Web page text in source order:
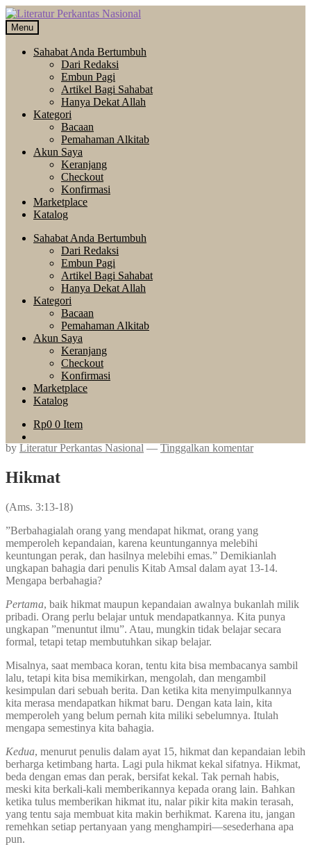
Skip
to
navigation
Langsung
ke
isi
Menu
Sahabat Anda Bertumbuh
Dari Redaksi
Embun Pagi
Artikel Bagi Sahabat
Hanya Dekat Allah
Kategori
Bacaan
Pemahaman Alkitab
Akun Saya
Keranjang
Checkout
Konfirmasi
Marketplace
Katalog
Sahabat Anda Bertumbuh
Dari Redaksi
Embun Pagi
Artikel Bagi Sahabat
Hanya Dekat Allah
Kategori
Bacaan
Pemahaman Alkitab
Akun Saya
Keranjang
Checkout
Konfirmasi
Marketplace
Katalog
Rp0 0 Item
by Literatur Perkantas Nasional — Tinggalkan komentar
Hikmat
(Ams. 3:13-18)
”Berbahagialah orang yang mendapat hikmat, orang yang
memperoleh kepandaian, karena keuntungannya melebihi
keuntungan perak, dan hasilnya melebihi emas.” Demikianlah
ungkapan bahagia dari penulis Kitab Amsal dalam ayat 13-14.
Mengapa berbahagia?
Pertama, baik hikmat maupun kepandaian awalnya bukanlah milik
pribadi. Orang perlu belajar untuk mendapatkannya. Kita punya
ungkapan ”menuntut ilmu”. Atau, mungkin tidak belajar secara
formal, tetapi tetap membutuhkan sikap belajar.
Misalnya, saat membaca koran, tentu kita bisa membacanya sambil
lalu, tetapi kita bisa memikirkan, mengolah, dan mengambil
kesimpulan dari sebuah berita. Dan ketika kita menyimpulkannya
kita merasa mendapatkan hikmat baru. Dengan kata lain, kita
memperoleh yang belum pernah kita miliki sebelumnya. Itulah
mengapa semestinya kita bahagia.
Kedua, menurut penulis dalam ayat 15, hikmat dan kepandaian lebih
berharga ketimbang harta. Lagi pula hikmat kekal sifatnya. Hikmat,
beda dengan emas dan perak, bersifat kekal. Tak pernah habis,
meski kita berkali-kali memberikannya kepada orang lain. Bahkan
ketika tulus memberikan hikmat itu, nalar pikir kita makin terasah,
yang tentu saja membuat kita makin berhikmat. Karena itu, jangan
remehkan setiap pertanyaan yang menghampiri—sesederhana apa
pun.